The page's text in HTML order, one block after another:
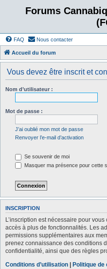
Forums
FAQ Nous contacter
Accueil du forum
Vous devez être inscrit et
Nom d’utilisateur :
Mot de passe :
J’ai oublié mon mot de passe
Renvoyer l’e-mail d’activation
Se souvenir de moi
Masquer ma présence pour cette
INSCRIPTION
L’inscription est nécessaire pour
accès à plus de fonctionnalités. Les
permissions supplémentaires aux
prenez connaissance des conditions
confidentialité, ainsi que des règles
Conditions d’utilisation | Politique de